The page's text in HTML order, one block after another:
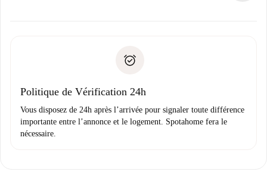
Justificatif de solvabilité
uniquement si aucun problème n'est signalé.
Politique de Vérification 24h
Vous disposez de 24h après l’arrivée pour signaler toute différence
importante entre l’annonce et le logement. Spotahome fera le
nécessaire.